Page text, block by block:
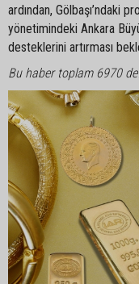
ardından, Gölbaşı’ndaki
yönetimindeki Ankara
desteklerini artırması
Bu haber toplam 6970